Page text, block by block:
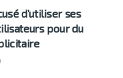
d’utiliser ses
pour du